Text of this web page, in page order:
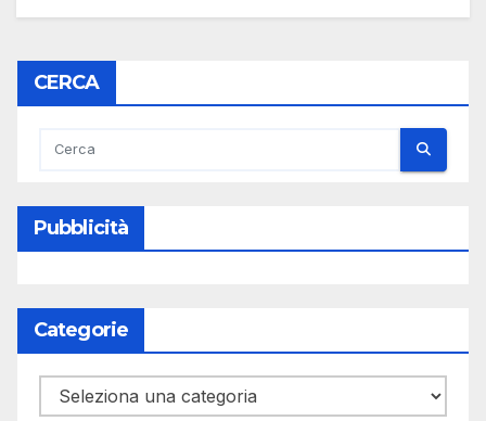
CERCA
Pubblicità
Categorie
Categorie